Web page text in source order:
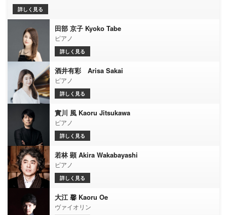
詳しく見る
田部 京子 Kyoko Tabe
ピアノ
詳しく見る
酒井有彩 Arisa Sakai
ピアノ
詳しく見る
實川 風 Kaoru Jitsukawa
ピアノ
詳しく見る
若林 顕 Akira Wakabayashi
ピアノ
詳しく見る
大江 馨 Kaoru Oe
ヴァイオリン